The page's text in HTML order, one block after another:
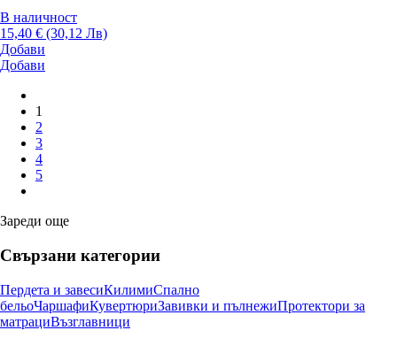
В наличност
15,40 € (30,12 Лв)
Добави
Добави
1
2
3
4
5
Зареди още
Свързани категории
Пердета и завесиКилимиСпално
бельоЧаршафиКувертюриЗавивки и пълнежиПротектори за
матрациВъзглавници